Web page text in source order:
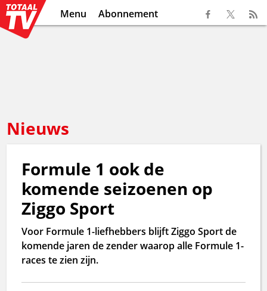
Menu Abonnement
Nieuws
Formule 1 ook de
komende seizoenen op
Ziggo Sport
Voor Formule 1-liefhebbers blijft Ziggo Sport de
komende jaren de zender waarop alle Formule 1-
races te zien zijn.